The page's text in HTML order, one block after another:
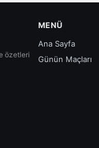
özetleri
MENÜ
Ana Sayfa
Günün Maçları